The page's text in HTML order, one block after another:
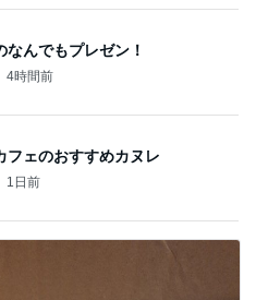
なんでもプレゼン！
4時間前
フェのおすすめカヌレ
1日前